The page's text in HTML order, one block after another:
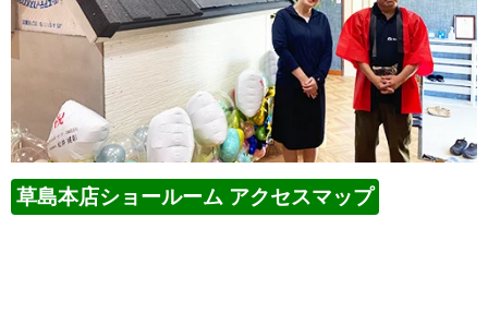
草島本店ショールーム アクセスマップ